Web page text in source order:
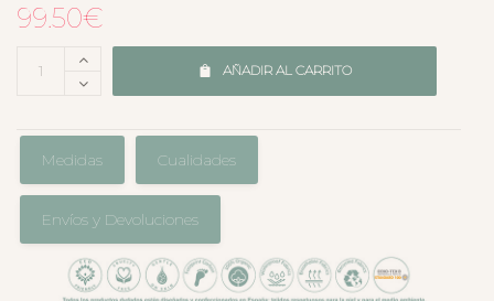
99.50€
AÑADIR AL CARRITO
Medidas Cualidades
Envíos y Devoluciones